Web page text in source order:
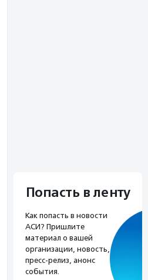
Попасть в ленту
Как попасть в новости
АСИ? Пришлите
материал о вашей
организации, новость,
пресс-релиз, анонс
события.